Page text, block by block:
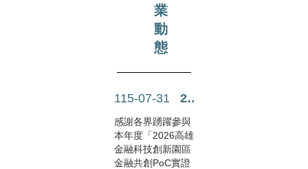
業
動
態
115-07-31 2026高雄金融科技創新園區 ....
感謝各界踴躍參與
本年度「2026高雄
金融科技創新園區
金融共創PoC實證